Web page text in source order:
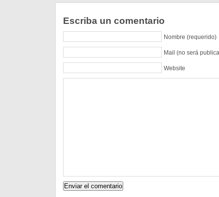
Escriba un comentario
Nombre (requerido)
Mail (no será
Website